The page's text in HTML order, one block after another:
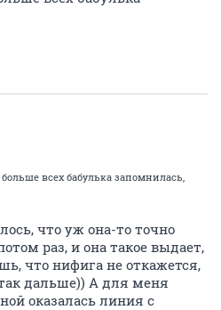
всех бабулька запомнилась,
что уж она-то точно
раз, и она такое выдает,
что нифига не откажется,
дальше)) А для меня
оказалась линия с